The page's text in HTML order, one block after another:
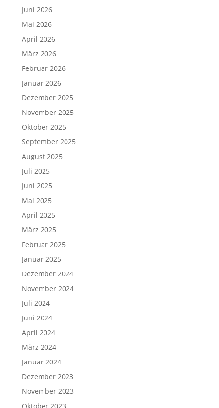
Juni 2026
Mai 2026
April 2026
März 2026
Februar 2026
Januar 2026
Dezember 2025
November 2025
Oktober 2025
September 2025
August 2025
Juli 2025
Juni 2025
Mai 2025
April 2025
März 2025
Februar 2025
Januar 2025
Dezember 2024
November 2024
Juli 2024
Juni 2024
April 2024
März 2024
Januar 2024
Dezember 2023
November 2023
Oktober 2023